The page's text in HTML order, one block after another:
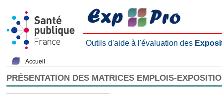
Outils d'aide à l'évaluation des
Accueil
PRÉSENTATION DES MATRICES EMPLOIS-